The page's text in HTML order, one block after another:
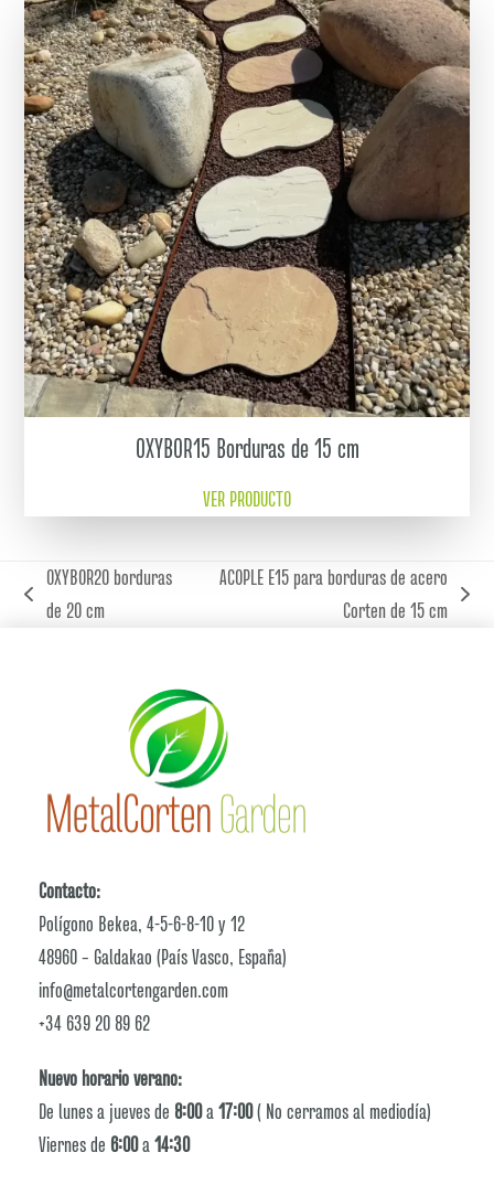
OXYBOR15 Borduras de 15 cm
VER PRODUCTO
previous
OXYBOR20 borduras
de 20 cm
ACOPLE E15 para borduras de acero
Corten de 15 cm
Contacto:
Polígono Bekea, 4-5-6-8-10 y 12
48960 – Galdakao (País Vasco, España)
info@metalcortengarden.com
+34 639 20 89 62
Nuevo horario verano:
De lunes a jueves de 8:00a17:00( No cerramos al mediodía)
Viernes de 6:00a 14:30